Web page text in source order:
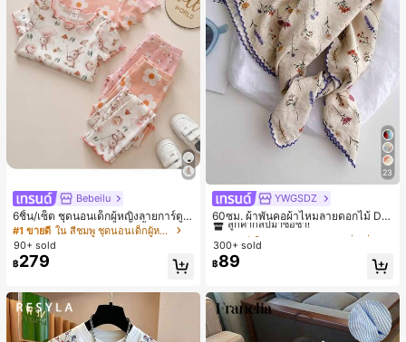
Bebeilu
6ชิ้น/เซ็ต ชุดนอนเด็กผู้หญิงลายการ์ตูน
หมีและดอกไม้ คอกลม แขนสั้น กางเกง
ขาสั้น ขอบระบาย สวมใส่สบาย
#1 ขายดี
ใน สีชมพู ชุดนอนเด็กผู้หญิง
90+ sold
฿279
23
YWGSDZ
60ซม. ผ้าพันคอผ้าไหมลายดอกไม้ Dit
sy สีเบจ, เครื่องประดับใหม่สำหรับผู้หญิ
งฤดูใบไม้ผลิ/ฤดูใบไม้ร่วง, ผ้าพันคอผืน
บางอเนกประสงค์หรูหรา
#1 ขายดี
ลูกค้ากลับมาซื้อซ้ำ!
#1 ขายดี
ลูกค้ากลับมาซื้อซ้ำ!
#1 ขายดี
ลูกค้ากลับมาซื้อซ้ำ!
#1 ขายดี
ใน สีเบจ ผ้าพันคอทรงสี่เหลี่ยมและผ้าพันคอสำหรับผู้
300+ sold
฿89